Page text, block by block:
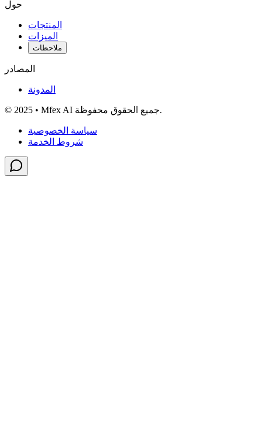
حول
المنتجات
الميزات
ملاحظات
المصادر
المدونة
© 2025 • Mfex AI جميع الحقوق محفوظة.
سياسة الخصوصية
شروط الخدمة